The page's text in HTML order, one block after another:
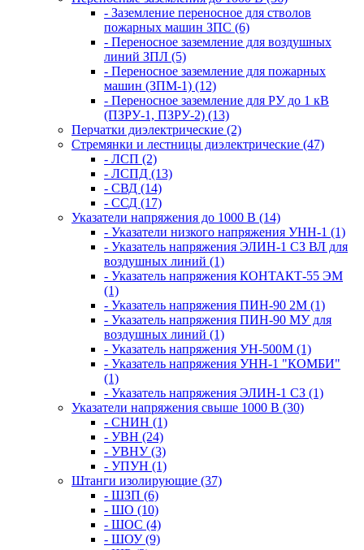
- Заземление переносное для стволов
пожарных машин ЗПС (6)
- Переносное заземление для воздушных
линий ЗПЛ (5)
- Переносное заземление для пожарных
машин (ЗПМ-1) (12)
- Переносное заземление для РУ до 1 кВ
(ПЗРУ-1, ПЗРУ-2) (13)
Перчатки диэлектрические (2)
Стремянки и лестницы диэлектрические (47)
- ЛСП (2)
- ЛСПД (13)
- СВД (14)
- ССД (17)
Указатели напряжения до 1000 В (14)
- Указатели низкого напряжения УНН-1 (1)
- Указатель напряжения ЭЛИН-1 СЗ ВЛ для
воздушных линий (1)
- Указатель напряжения КОНТАКТ-55 ЭМ
(1)
- Указатель напряжения ПИН-90 2М (1)
- Указатель напряжения ПИН-90 МУ для
воздушных линий (1)
- Указатель напряжения УН-500М (1)
- Указатель напряжения УНН-1 "КОМБИ"
(1)
- Указатель напряжения ЭЛИН-1 СЗ (1)
Указатели напряжения свыше 1000 В (30)
- СНИН (1)
- УВН (24)
- УВНУ (3)
- УПУН (1)
Штанги изолирующие (37)
- ШЗП (6)
- ШО (10)
- ШОС (4)
- ШОУ (9)